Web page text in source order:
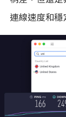
連線速度和穩